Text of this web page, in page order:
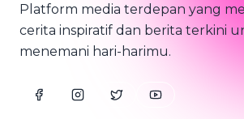
Platform media terdepan yang
cerita inspiratif dan berita terkini
menemani hari-harimu.